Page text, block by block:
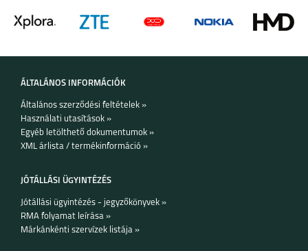
ÁLTALÁNOS INFORMÁCIÓK
Általános szerződési feltételek »
Használati utasítások »
Egyéb letölthető dokumentumok »
XML árlista / termékinformáció »
JÓTÁLLÁSI ÜGYINTÉZÉS
Jótállási ügyintézés - jegyzőkönyvek »
RMA folyamat leírása »
Márkánkénti szervízek listája »